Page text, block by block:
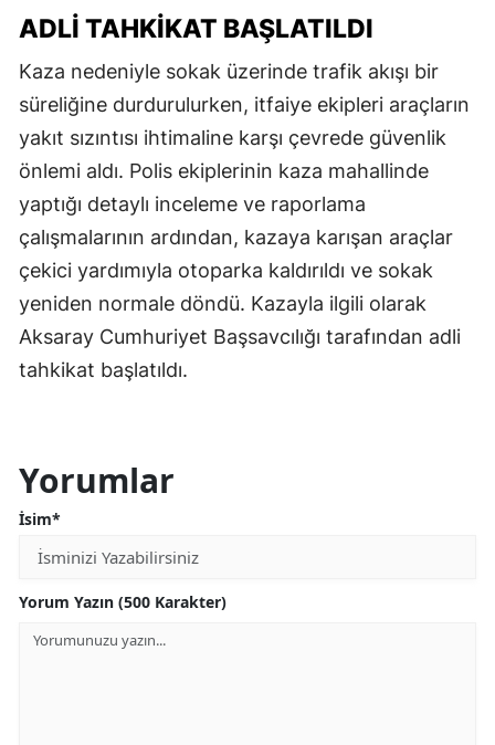
ADLI TAHKIKAT BAŞLATILDI
Kaza nedeniyle sokak üzerinde trafik akışı bir
süreliğine durdurulurken, itfaiye ekipleri araçların
yakıt sızıntısı ihtimaline karşı çevrede güvenlik
önlemi aldı. Polis ekiplerinin kaza mahallinde
yaptığı detaylı inceleme ve raporlama
çalışmalarının ardından, kazaya karışan araçlar
çekici yardımıyla otoparka kaldırıldı ve sokak
yeniden normale döndü. Kazayla ilgili olarak
Aksaray Cumhuriyet Başsavcılığı tarafından adli
tahkikat başlatıldı.
Yorumlar
İsim*
Yorum Yazın (500 Karakter)